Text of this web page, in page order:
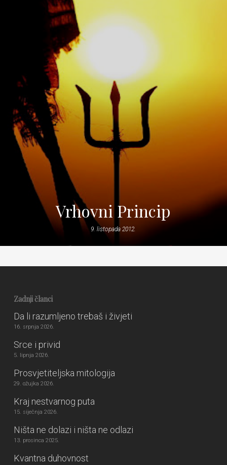
Vrhovni Princip
9. listopada 2012.
Zadnji članci
Da li razumljeno trebaš i živjeti
16. srpnja 2026.
Srce i privid
5. lipnja 2026.
Prosvjetiteljska mitologija
29. ožujka 2026.
Kraj nestvarnog puta
15. siječnja 2026.
Ništa ne dolazi i ništa ne odlazi
13. prosinca 2025.
Kvantna duhovnost